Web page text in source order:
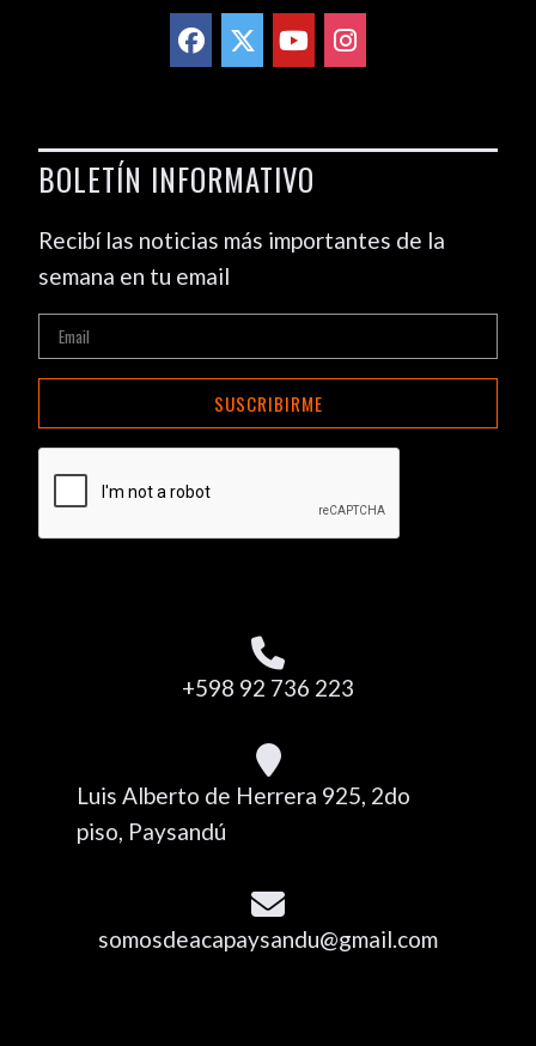
BOLETÍN INFORMATIVO
Recibí las noticias más importantes de la
semana en tu email
SUSCRIBIRME
+598 92 736 223
Luis Alberto de Herrera 925, 2do
piso, Paysandú
somosdeacapaysandu@gmail.com